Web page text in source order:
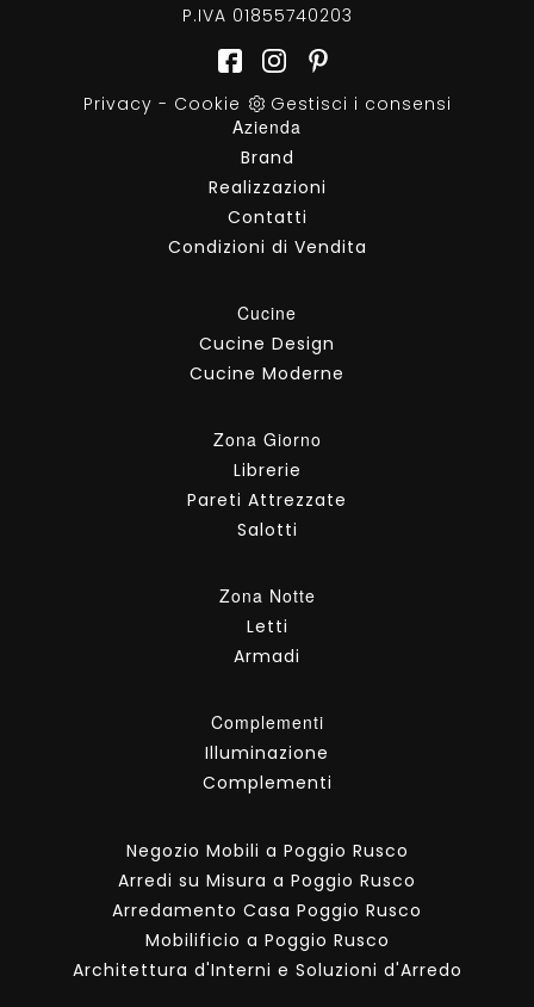
P.IVA 01855740203
Privacy - Cookie
Gestisci i consensi
Azienda
Brand
Realizzazioni
Contatti
Condizioni di Vendita
Cucine
Cucine Design
Cucine Moderne
Zona Giorno
Librerie
Pareti Attrezzate
Salotti
Zona Notte
Letti
Armadi
Complementi
Illuminazione
Complementi
Negozio Mobili a Poggio Rusco
Arredi su Misura a Poggio Rusco
Arredamento Casa Poggio Rusco
Mobilificio a Poggio Rusco
Architettura d'Interni e Soluzioni d'Arredo